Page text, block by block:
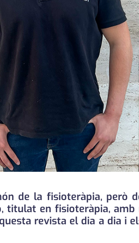
de la fisioteràpia, però
titulat en fisioteràpia,
revista el dia a dia i